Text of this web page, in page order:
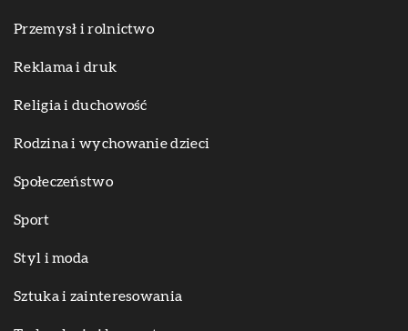
Przemysł i rolnictwo
Reklama i druk
Religia i duchowość
Rodzina i wychowanie dzieci
Społeczeństwo
Sport
Styl i moda
Sztuka i zainteresowania